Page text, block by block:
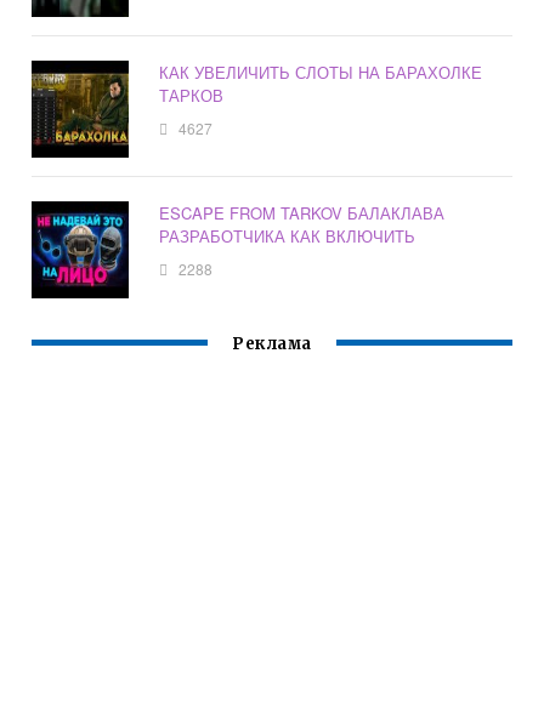
КАК УВЕЛИЧИТЬ СЛОТЫ НА БАРАХОЛКЕ
ТАРКОВ
4627
ESCAPE FROM TARKOV БАЛАКЛАВА
РАЗРАБОТЧИКА КАК ВКЛЮЧИТЬ
2288
Реклама